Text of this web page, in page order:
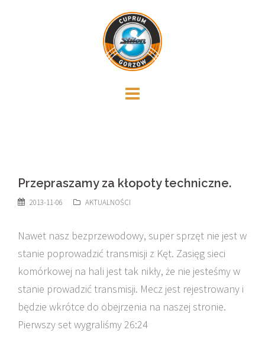
Przepraszamy za kłopoty techniczne.
2013-11-06 AKTUALNOŚCI
Nawet nasz bezprzewodowy, super sprzęt nie jest w
stanie poprowadzić transmisji z Kęt. Zasięg sieci
komórkowej na hali jest tak nikły, że nie jesteśmy w
stanie prowadzić transmisji. Mecz jest rejestrowany i
będzie wkrótce do obejrzenia na naszej stronie.
Pierwszy set wygraliśmy 26:24